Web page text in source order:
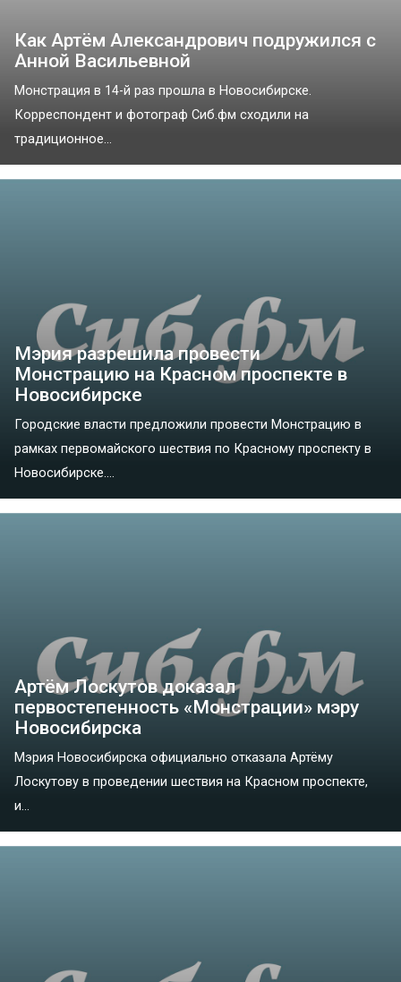
Как Артём Александрович подружился с
Анной Васильевной
Монстрация в 14-й раз прошла в Новосибирске.
Корреспондент и фотограф Сиб.фм сходили на
традиционное...
Мэрия разрешила провести
Монстрацию на Красном проспекте в
Новосибирске
Городские власти предложили провести Монстрацию в
рамках первомайского шествия по Красному проспекту в
Новосибирске....
Артём Лоскутов доказал
первостепенность «Монстрации» мэру
Новосибирска
Мэрия Новосибирска официально отказала Артёму
Лоскутову в проведении шествия на Красном проспекте,
и...